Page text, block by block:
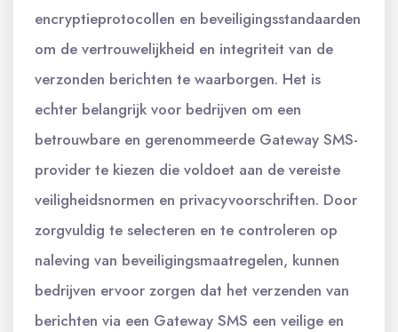
encryptieprotocollen en beveiligingsstandaarden
om de vertrouwelijkheid en integriteit van de
verzonden berichten te waarborgen. Het is
echter belangrijk voor bedrijven om een
betrouwbare en gerenommeerde Gateway SMS-
provider te kiezen die voldoet aan de vereiste
veiligheidsnormen en privacyvoorschriften. Door
zorgvuldig te selecteren en te controleren op
naleving van beveiligingsmaatregelen, kunnen
bedrijven ervoor zorgen dat het verzenden van
berichten via een Gateway SMS een veilige en